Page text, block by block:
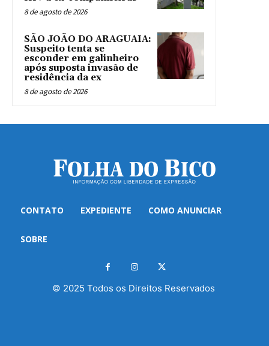
8 de agosto de 2026
SÃO JOÃO DO ARAGUAIA:
Suspeito tenta se
esconder em galinheiro
após suposta invasão de
residência da ex
8 de agosto de 2026
CONTATO EXPEDIENTE COMO ANUNCIAR
SOBRE
© 2025 Todos os Direitos Reservados